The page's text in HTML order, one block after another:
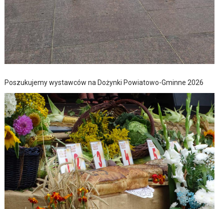
Poszukujemy wystawców na Dożynki Powiatowo-Gminne 2026